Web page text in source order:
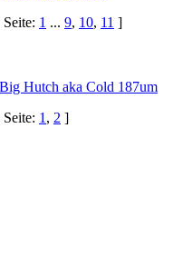
1 ... 9, 10, 11 ]
Hutch aka Cold 187um
1 , 2 ]